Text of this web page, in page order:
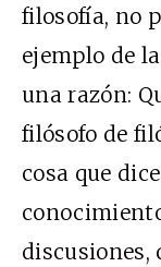
filosofía, no
ejemplo de
una razón:
filósofo de
cosa que
discusiones,